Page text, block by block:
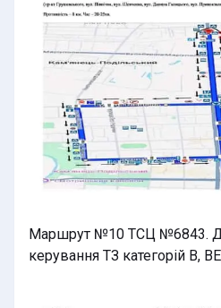
Маршрут №10 ТСЦ №6843.
керування ТЗ категорій B,